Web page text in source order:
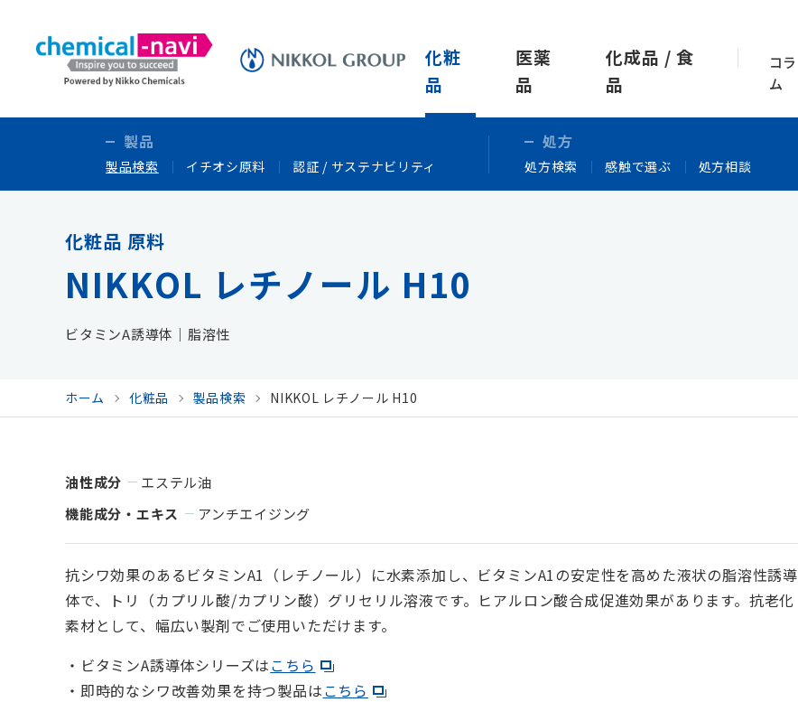
化粧
品
医薬
品
化成品 / 食
品
コラ
ム
製品
製品検索 イチオシ原料 認証 / サステナビリティ
処方
処方検索 感触で選ぶ 処方相談
化粧品 原料
NIKKOL レチノール H10
ビタミンA誘導体｜脂溶性
ホーム 化粧品 製品検索 NIKKOL レチノール H10
油性成分
エステル油
機能成分・エキス
アンチエイジング
抗シワ効果のあるビタミンA1（レチノール）に水素添加し、ビタミンA1の安定性を高めた液状の脂溶性誘導
体で、トリ（カプリル酸/カプリン酸）グリセリル溶液です。ヒアルロン酸合成促進効果があります。抗老化
素材として、幅広い製剤でご使用いただけます。
・ビタミンA誘導体シリーズはこちら
・即時的なシワ改善効果を持つ製品はこちら